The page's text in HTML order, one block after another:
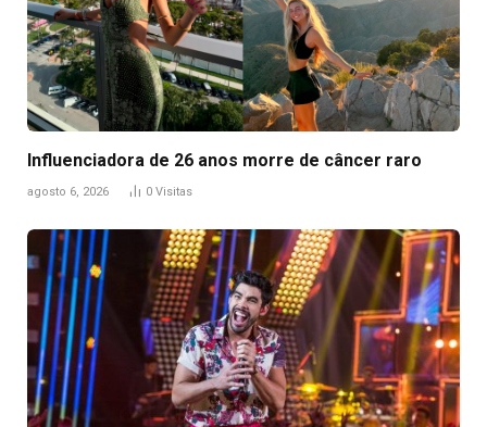
Influenciadora de 26 anos morre de câncer raro
agosto 6, 2026 0 Visitas